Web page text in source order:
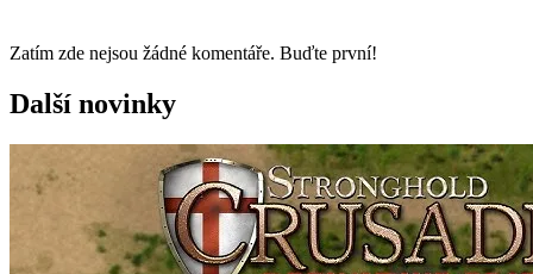
Zatím zde nejsou žádné komentáře. Buďte první!
Další novinky